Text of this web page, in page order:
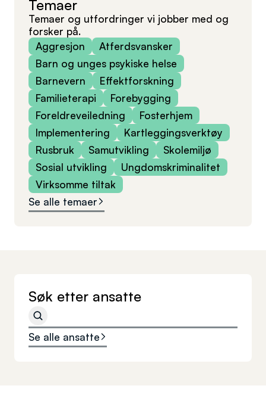
Temaer
Temaer og utfordringer vi jobber med og
forsker på.
Aggresjon
Atferdsvansker
Barn og unges psykiske helse
Barnevern
Effektforskning
Familieterapi
Forebygging
Foreldreveiledning
Fosterhjem
Implementering
Kartleggingsverktøy
Rusbruk
Samutvikling
Skolemiljø
Sosial utvikling
Ungdomskriminalitet
Virksomme tiltak
Se alle temaer
Søk etter ansatte
Se alle ansatte